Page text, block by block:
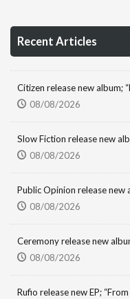
Recent Articles
Citizen release new album;
08/08/2026
Slow Fiction release new
08/08/2026
Public Opinion release new
08/08/2026
Ceremony release new
08/08/2026
Rufio release new EP;